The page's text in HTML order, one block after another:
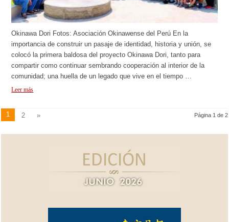
Okinawa Dori Fotos: Asociación Okinawense del Perú En la
importancia de construir un pasaje de identidad, historia y unión, se
colocó la primera baldosa del proyecto Okinawa Dori, tanto para
compartir como continuar sembrando cooperación al interior de la
comunidad; una huella de un legado que vive en el tiempo …
Leer más
Página 1 de 2
1 2 »